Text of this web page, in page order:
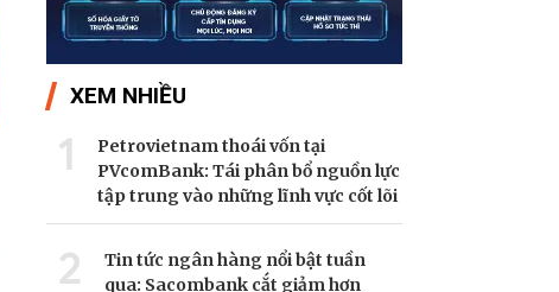
XEM NHIỀU
1
Petrovietnam thoái vốn tại
PVcomBank: Tái phân bổ nguồn lực
tập trung vào những lĩnh vực cốt lõi
2
Tin tức ngân hàng nổi bật tuần
qua: Sacombank cắt giảm hơn